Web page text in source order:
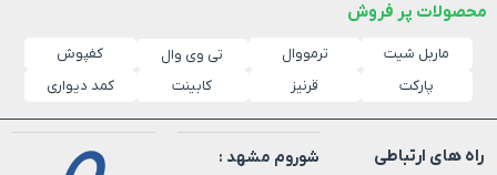
محصولات پر فروش
ماربل شیت ترمووال تی وی وال
کفپوش
پارکت
قرنیز کابینت کمد دیواری
راه های ارتباطی
شوروم مشهد :